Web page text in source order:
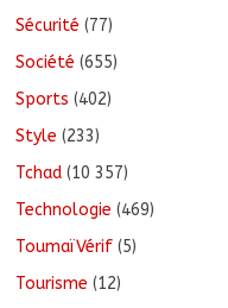
Sécurité (77)
Société (655)
Sports (402)
Style (233)
Tchad (10 357)
Technologie (469)
ToumaïVérif (5)
Tourisme (12)